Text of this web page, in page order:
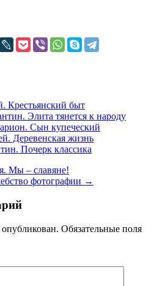
Крестьянский быт
Элита тянется к народу
Сын купеческий
Деревенская жизнь
Почерк классика
Мы – славяне!
фотографии →
Обязательные поля